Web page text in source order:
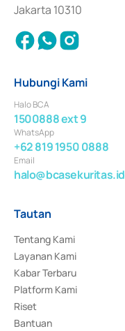
Jakarta 10310
Hubungi Kami
Halo BCA
1500888 ext 9
WhatsApp
+62 819 1950 0888
Email
halo@bcasekuritas.id
Tautan
Tentang Kami
Layanan Kami
Kabar Terbaru
Platform Kami
Riset
Bantuan